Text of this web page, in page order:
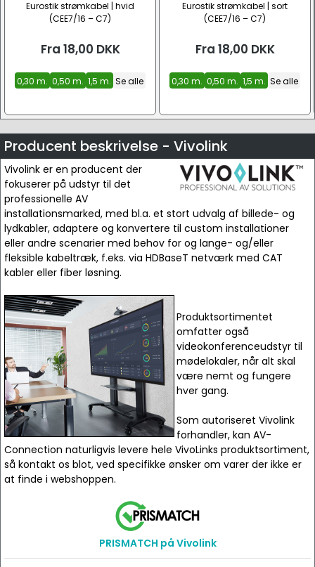
Eurostik strømkabel | hvid
(CEE7/16 – C7)
Fra 18,00 DKK
0,30 m. 0,50 m. 1,5 m. Se alle
Eurostik strømkabel | sort
(CEE7/16 – C7)
Fra 18,00 DKK
0,30 m. 0,50 m. 1,5 m. Se alle
Producent beskrivelse - Vivolink
Vivolink er en producent der
fokuserer på udstyr til det
professionelle AV
installationsmarked, med bl.a. et stort udvalg af billede- og
lydkabler, adaptere og konvertere til custom installationer
eller andre scenarier med behov for og lange- og/eller
fleksible kabeltræk, f.eks. via HDBaseT netværk med CAT
kabler eller fiber løsning.
Produktsortimentet
omfatter også
videokonferenceudstyr til
mødelokaler, når alt skal
være nemt og fungere
hver gang.
Som autoriseret Vivolink
forhandler, kan AV-
Connection naturligvis levere hele VivoLinks produktsortiment,
så kontakt os blot, ved specifikke ønsker om varer der ikke er
at finde i webshoppen.
PRISMATCH på Vivolink